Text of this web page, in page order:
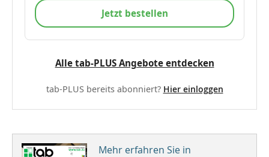
Jetzt bestellen
Alle tab-PLUS Angebote entdecken
tab-PLUS bereits abonniert? Hier einloggen
Mehr erfahren Sie in